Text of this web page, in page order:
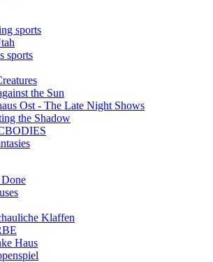
sports
sports
the Sun
Ost - The Late Night Shows
the Shadow
Klaffen
Haus